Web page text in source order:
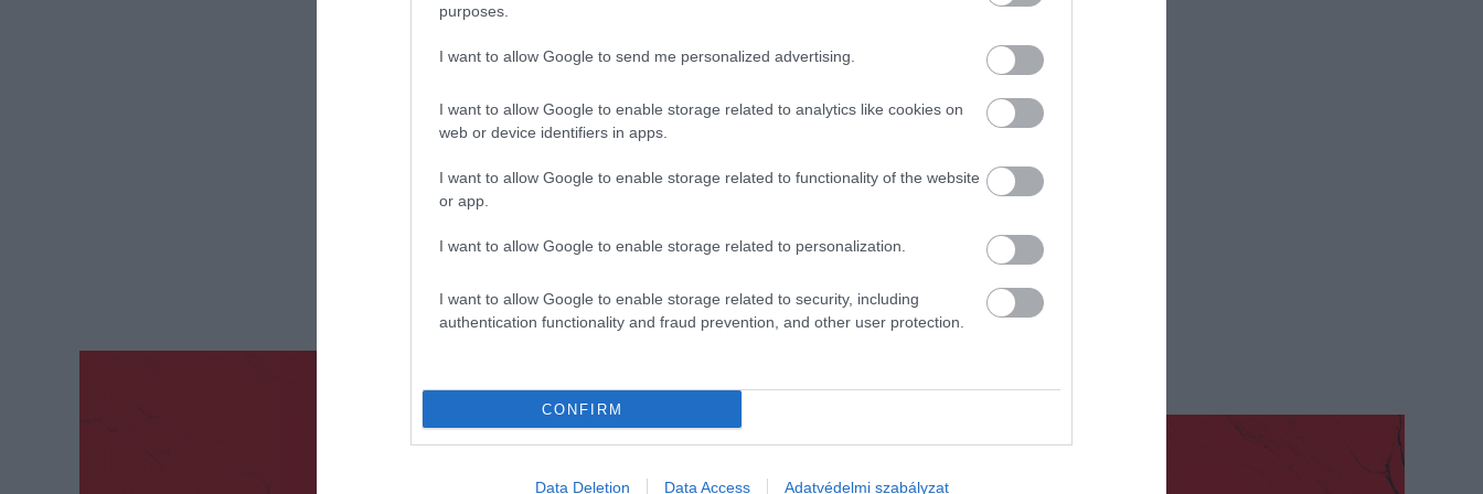
purposes.
I want to allow Google to send me personalized advertising.
I want to allow Google to enable storage related to analytics like cookies on
web or device identifiers in apps.
I want to allow Google to enable storage related to functionality of the website
or app.
I want to allow Google to enable storage related to personalization.
I want to allow Google to enable storage related to security, including
authentication functionality and fraud prevention, and other user protection.
CONFIRM
Data Deletion Data Access Adatvédelmi szabályzat